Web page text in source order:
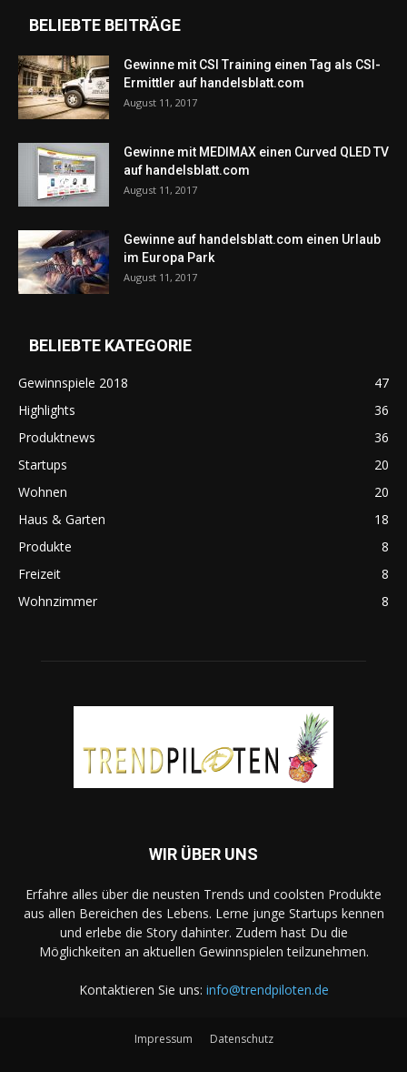
BELIEBTE BEITRÄGE
Gewinne mit CSI Training einen Tag als CSI-
Ermittler auf handelsblatt.com
August 11, 2017
Gewinne mit MEDIMAX einen Curved QLED TV
auf handelsblatt.com
August 11, 2017
Gewinne auf handelsblatt.com einen Urlaub
im Europa Park
August 11, 2017
BELIEBTE KATEGORIE
Gewinnspiele 2018
47
Highlights
36
Produktnews
36
Startups
20
Wohnen
20
Haus & Garten
18
Produkte
8
Freizeit
8
Wohnzimmer
8
WIR ÜBER UNS
Erfahre alles über die neusten Trends und coolsten Produkte
aus allen Bereichen des Lebens. Lerne junge Startups kennen
und erlebe die Story dahinter. Zudem hast Du die
Möglichkeiten an aktuellen Gewinnspielen teilzunehmen.
Kontaktieren Sie uns: info@trendpiloten.de
Impressum Datenschutz